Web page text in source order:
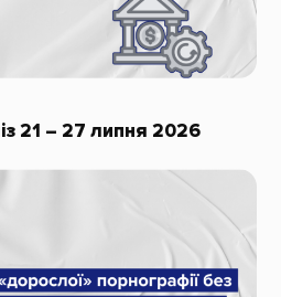
21 – 27 липня 2026